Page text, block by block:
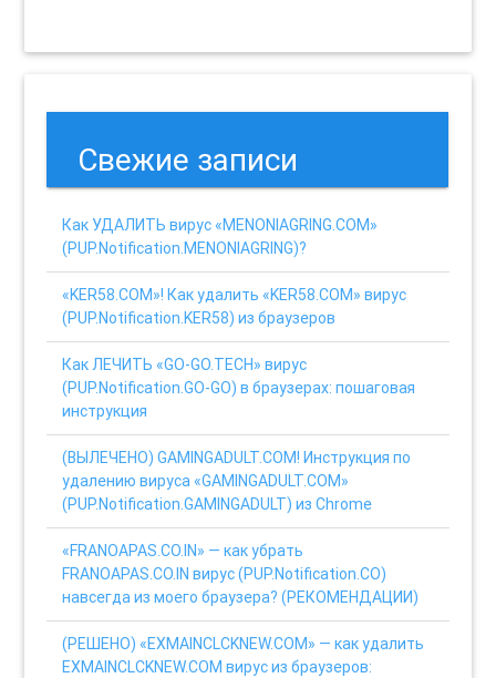
Свежие записи
Как УДАЛИТЬ вирус «MENONIAGRING.COM»
(PUP.Notification.MENONIAGRING)?
«KER58.COM»! Как удалить «KER58.COM» вирус
(PUP.Notification.KER58) из браузеров
Как ЛЕЧИТЬ «GO-GO.TECH» вирус
(PUP.Notification.GO-GO) в браузерах: пошаговая
инструкция
(ВЫЛЕЧЕНО) GAMINGADULT.COM! Инструкция по
удалению вируса «GAMINGADULT.COM»
(PUP.Notification.GAMINGADULT) из Chrome
«FRANOAPAS.CO.IN» — как убрать
FRANOAPAS.CO.IN вирус (PUP.Notification.CO)
навсегда из моего браузера? (РЕКОМЕНДАЦИИ)
(РЕШЕНО) «EXMAINCLCKNEW.COM» — как удалить
EXMAINCLCKNEW.COM вирус из браузеров: